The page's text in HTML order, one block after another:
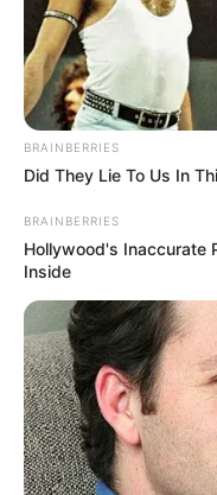
BRAINBERRIES
Did They Lie To Us In
BRAINBERRIES
Hollywood's Inaccurate
Inside